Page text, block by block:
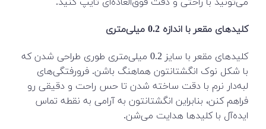
کلیدهای مقعر با اندازه 0.2 میلی‌متری
کلیدهای مقعر با سایز 0.2 میلی‌متری طوری طراحی شدن که
با شکل نوک انگشتانتون هماهنگ باشن. فرورفتگی‌های
لبه‌دار نرم با دقت ساخته شدن تا حس راحت و دقیقی رو
فراهم کنن، بنابراین انگشتانتون به آرامی به نقطه تماس
ایده‌آل با کلیدها هدایت می‌شن.